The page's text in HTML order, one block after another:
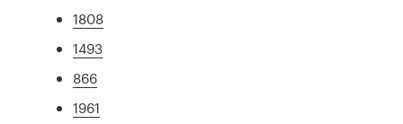
1808
1493
866
1961